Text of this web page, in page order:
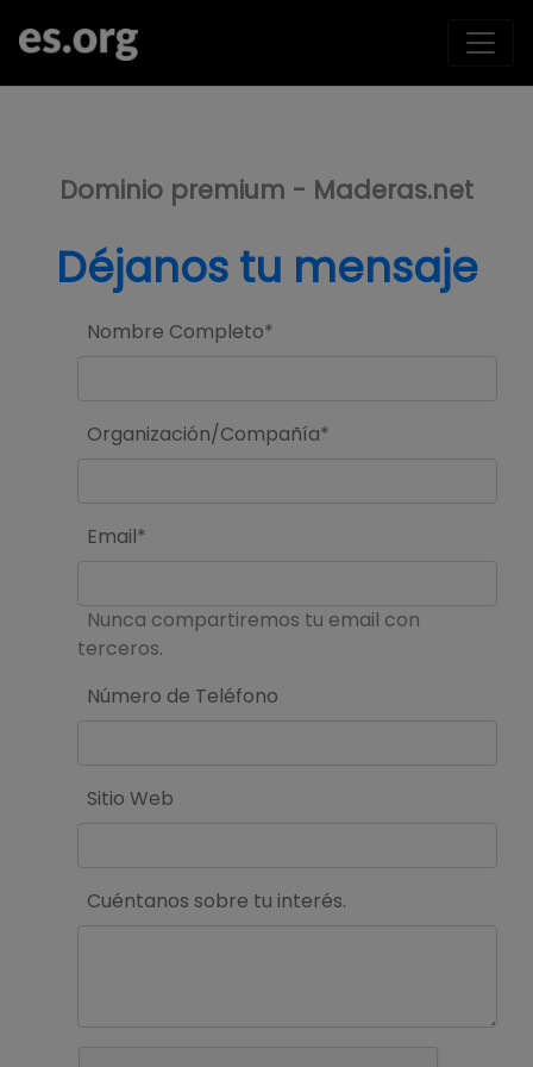
Dominio premium - Maderas.net
Déjanos tu mensaje
Nombre Completo*
Organización/Compañía*
Email*
Nunca compartiremos tu email con
terceros.
Número de Teléfono
Sitio Web
Cuéntanos sobre tu interés.